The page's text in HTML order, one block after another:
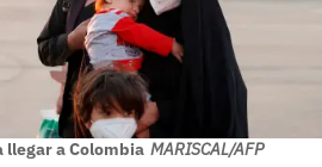
llegar a Colombia MARISCAL/AFP